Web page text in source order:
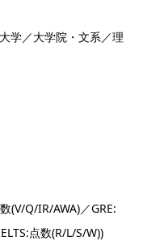
学／大学院・文系／理
(V/Q/IR/AWA)／GRE:
点数(R/L/S/W))